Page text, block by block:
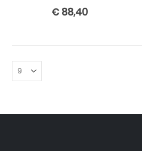
out of 5
€ 88,40